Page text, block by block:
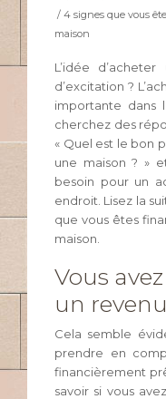
/ 4 signes que vous
maison
L’idée
d’excitation ?
importante dans
cherchez des
« Quel est le bon
une maison ? »
besoin pour un
endroit. Lisez la
que vous êtes
maison.
Vous
un
Cela semble
prendre en
financièrement
savoir si vous